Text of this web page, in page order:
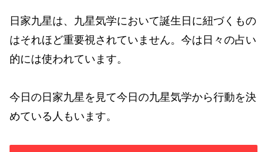
日家九星は、九星気学において誕生日に紐づくもの
はそれほど重要視されていません。今は日々の占い
的には使われています。
今日の日家九星を見て今日の九星気学から行動を決
めている人もいます。